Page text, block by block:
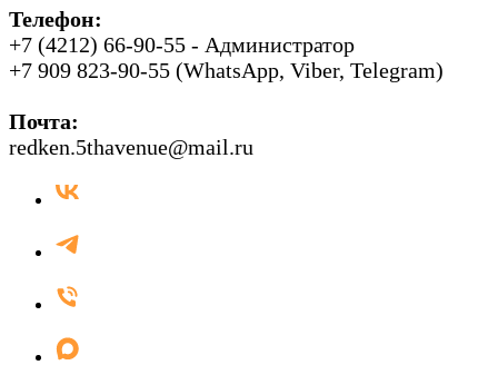
Телефон:
+7 (4212) 66-90-55 - Администратор
+7 909 823-90-55 (WhatsApp, Viber, Telegram)
Почта:
redken.5thavenue@mail.ru